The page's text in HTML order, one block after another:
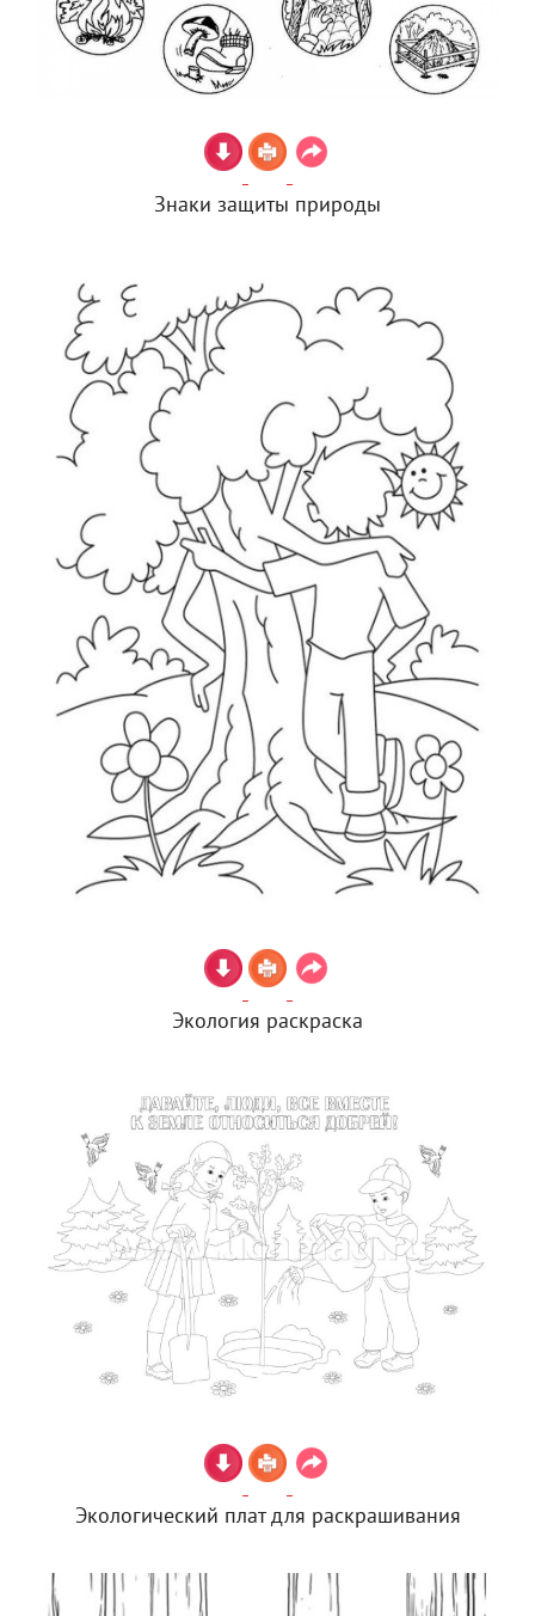
Знаки защиты природы
Экология раскраска
Экологический плат для раскрашивания